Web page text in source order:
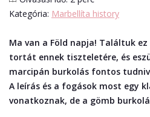
Alapanyagok
Kategória: Marbellíta history
Ma van a Föld napja! Találtuk
tortát ennek tiszteletére, és
marcipán burkolás fontos
A leírás és a fogások most egy
vonatkoznak, de a gömb